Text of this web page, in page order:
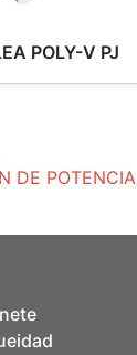
DE POTENCIA
POLY-V PJ